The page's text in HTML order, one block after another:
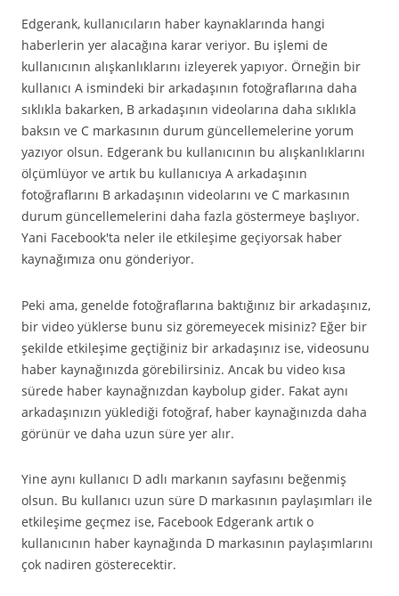
Edgerank, kullanıcıların haber kaynaklarında hangi
haberlerin yer alacağına karar veriyor. Bu işlemi de
kullanıcının alışkanlıklarını izleyerek yapıyor. Örneğin bir
kullanıcı A ismindeki bir arkadaşının fotoğraflarına daha
sıklıkla bakarken, B arkadaşının videolarına daha sıklıkla
baksın ve C markasının durum güncellemelerine yorum
yazıyor olsun. Edgerank bu kullanıcının bu alışkanlıklarını
ölçümlüyor ve artık bu kullanıcıya A arkadaşının
fotoğraflarını B arkadaşının videolarını ve C markasının
durum güncellemelerini daha fazla göstermeye başlıyor.
Yani Facebook'ta neler ile etkileşime geçiyorsak haber
kaynağımıza onu gönderiyor.
Peki ama, genelde fotoğraflarına baktığınız bir arkadaşınız,
bir video yüklerse bunu siz göremeyecek misiniz? Eğer bir
şekilde etkileşime geçtiğiniz bir arkadaşınız ise, videosunu
haber kaynağınızda görebilirsiniz. Ancak bu video kısa
sürede haber kaynağnızdan kaybolup gider. Fakat aynı
arkadaşınızın yüklediği fotoğraf, haber kaynağınızda daha
görünür ve daha uzun süre yer alır.
Yine aynı kullanıcı D adlı markanın sayfasını beğenmiş
olsun. Bu kullanıcı uzun süre D markasının paylaşımları ile
etkileşime geçmez ise, Facebook Edgerank artık o
kullanıcının haber kaynağında D markasının paylaşımlarını
çok nadiren gösterecektir.